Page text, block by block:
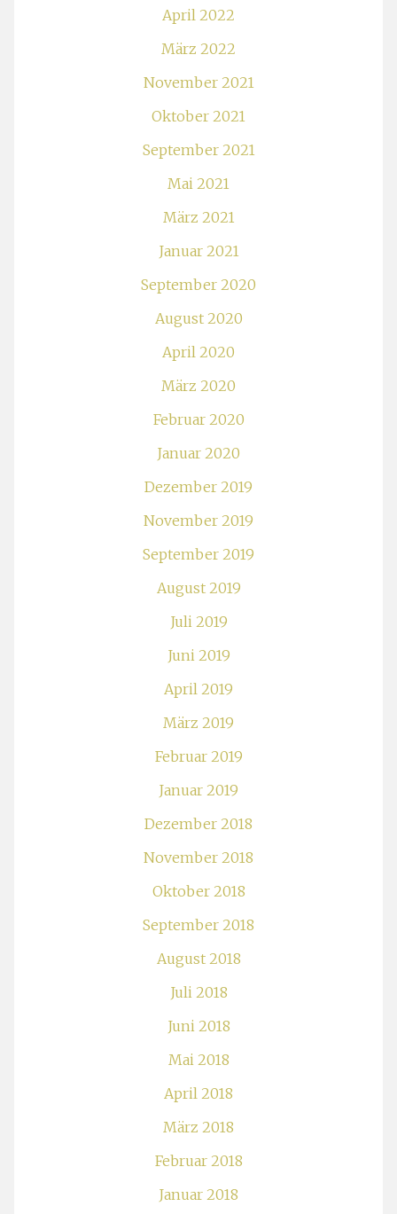
April 2022
März 2022
November 2021
Oktober 2021
September 2021
Mai 2021
März 2021
Januar 2021
September 2020
August 2020
April 2020
März 2020
Februar 2020
Januar 2020
Dezember 2019
November 2019
September 2019
August 2019
Juli 2019
Juni 2019
April 2019
März 2019
Februar 2019
Januar 2019
Dezember 2018
November 2018
Oktober 2018
September 2018
August 2018
Juli 2018
Juni 2018
Mai 2018
April 2018
März 2018
Februar 2018
Januar 2018